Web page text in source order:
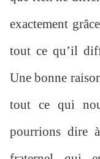
exactement
tout ce qu’il
Une bonne
tout ce qui
pourrions dire